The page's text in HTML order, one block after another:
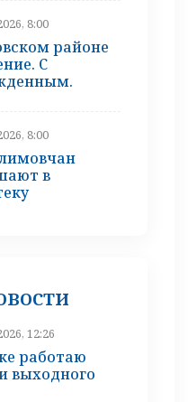
8:00
районе
С
8:00
в
12:26
работаю
выходного